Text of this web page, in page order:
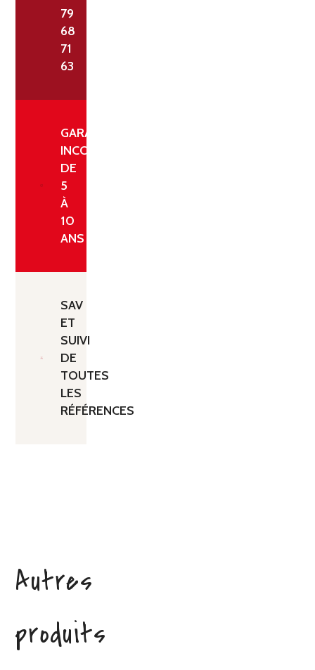
79
68
71
63
GARANTIE
INCONDITIONNELLE
DE
5
À
10
ANS
SAV
ET
SUIVI
DE
TOUTES
LES
RÉFÉRENCES
Autres
produits